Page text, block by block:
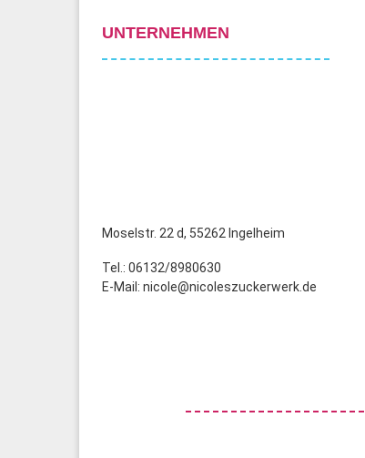
UNTERNEHMEN
Moselstr. 22 d, 55262 Ingelheim
Tel.: 06132/8980630
E-Mail: nicole@nicoleszuckerwerk.de